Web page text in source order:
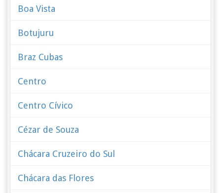
Boa Vista
Botujuru
Braz Cubas
Centro
Centro Cívico
Cézar de Souza
Chácara Cruzeiro do Sul
Chácara das Flores